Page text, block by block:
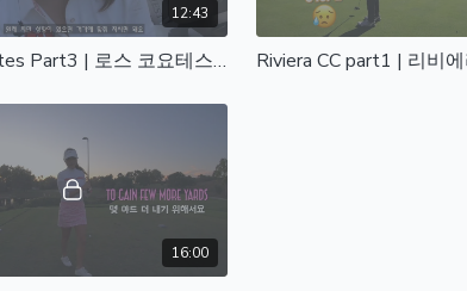
12:43
Los Coyotes Part3 | 로스 코요테스 3편
16:00